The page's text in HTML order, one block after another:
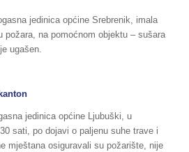
jedinica općine Srebrenik, imala
požara, na pomoćnom objektu – sušara
ugašen.
jedinica općine Ljubuški, u
sati, po dojavi o paljenu suhe trave i
mještana osiguravali su požarište, nije